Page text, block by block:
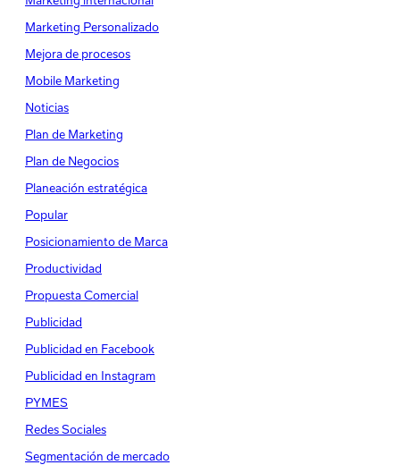
Marketing Personalizado
Mejora de procesos
Mobile Marketing
Noticias
Plan de Marketing
Plan de Negocios
Planeación estratégica
Popular
Posicionamiento de Marca
Productividad
Propuesta Comercial
Publicidad
Publicidad en Facebook
Publicidad en Instagram
PYMES
Redes Sociales
Segmentación de mercado